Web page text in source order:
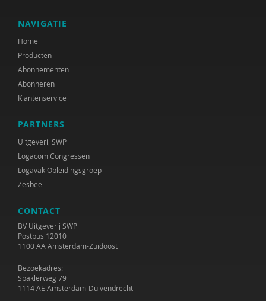
NAVIGATIE
Home
Producten
Abonnementen
Abonneren
Klantenservice
PARTNERS
Uitgeverij SWP
Logacom Congressen
Logavak Opleidingsgroep
Zesbee
CONTACT
BV Uitgeverij SWP
Postbus 12010
1100 AA Amsterdam-Zuidoost
Bezoekadres:
Spaklerweg 79
1114 AE Amsterdam-Duivendrecht